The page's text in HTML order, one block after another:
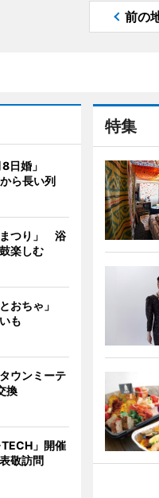
前の
特集
8日婚」
ら長い列
まつり」 浴
楽しむ
おちゃ」
も
ウンミーテ
換
」開催
敬訪問